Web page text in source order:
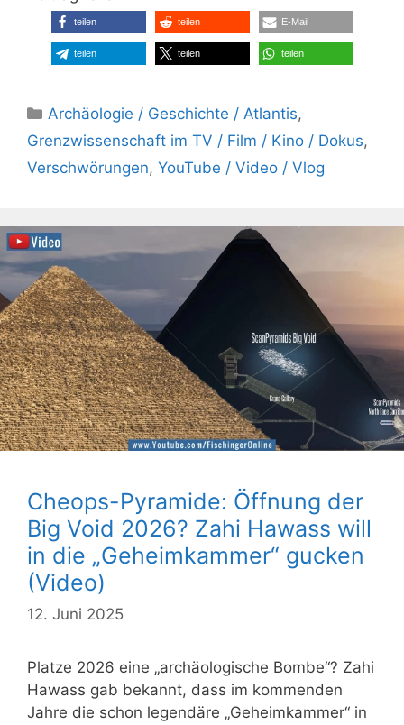
teilen teilen E-Mail
teilen teilen teilen
Kategorien
Archäologie / Geschichte / Atlantis,
Grenzwissenschaft im TV / Film / Kino / Dokus,
Verschwörungen, YouTube / Video / Vlog
Cheops-Pyramide: Öffnung der
Big Void 2026? Zahi Hawass will
in die „Geheimkammer“ gucken
(Video)
12. Juni 2025
Platze 2026 eine „archäologische Bombe“? Zahi
Hawass gab bekannt, dass im kommenden
Jahre die schon legendäre „Geheimkammer“ in